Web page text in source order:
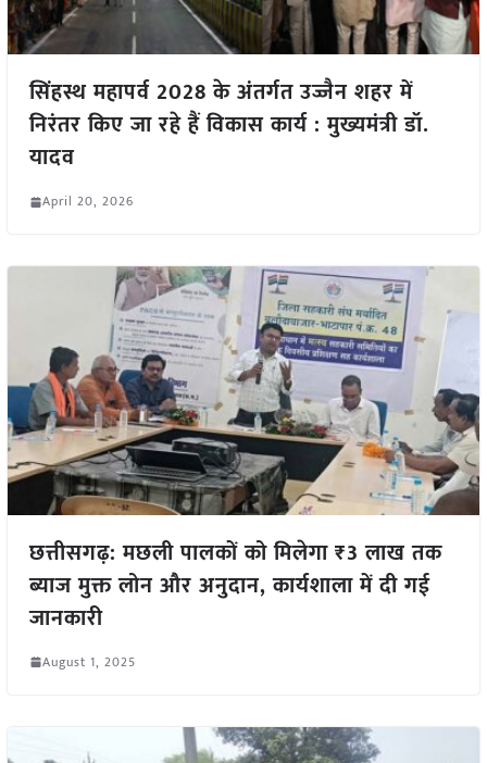
सिंहस्थ महापर्व 2028 के अंतर्गत उज्जैन शहर में
निरंतर किए जा रहे हैं विकास कार्य : मुख्यमंत्री डॉ.
यादव
April 20, 2026
छत्तीसगढ़: मछली पालकों को मिलेगा ₹3 लाख तक
ब्याज मुक्त लोन और अनुदान, कार्यशाला में दी गई
जानकारी
August 1, 2025